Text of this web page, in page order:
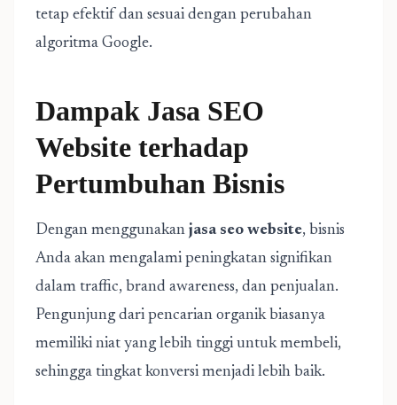
tetap efektif dan sesuai dengan perubahan
algoritma Google.
Dampak Jasa SEO
Website terhadap
Pertumbuhan Bisnis
Dengan menggunakan jasa seo website, bisnis
Anda akan mengalami peningkatan signifikan
dalam traffic, brand awareness, dan penjualan.
Pengunjung dari pencarian organik biasanya
memiliki niat yang lebih tinggi untuk membeli,
sehingga tingkat konversi menjadi lebih baik.